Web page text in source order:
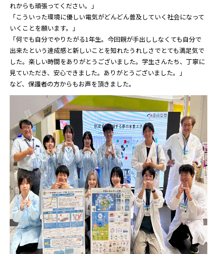
れからも頑張ってください。」
「こういった環境に優しい電気がどんどん普及していく社会になって
いくことを願います。」
「何でも自分でやりたがる1年生。今回親が手出ししなくても自分で
出来たという達成感と新しいことを知れたうれしさでとても満足気で
した。楽しい時間をありがとうございました。学生さんたち、丁寧に
見ていただき、安心できました。ありがとうございました。」
など、保護者の方からもお声を頂きました。